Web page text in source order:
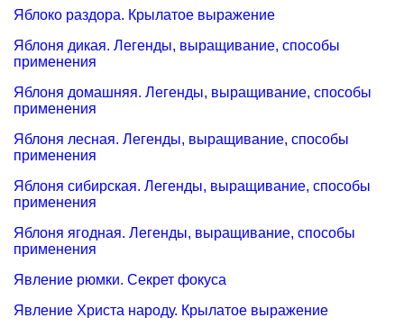
Яблоко раздора. Крылатое выражение
Яблоня дикая. Легенды, выращивание, способы
применения
Яблоня домашняя. Легенды, выращивание, способы
применения
Яблоня лесная. Легенды, выращивание, способы
применения
Яблоня сибирская. Легенды, выращивание, способы
применения
Яблоня ягодная. Легенды, выращивание, способы
применения
Явление рюмки. Секрет фокуса
Явление Христа народу. Крылатое выражение